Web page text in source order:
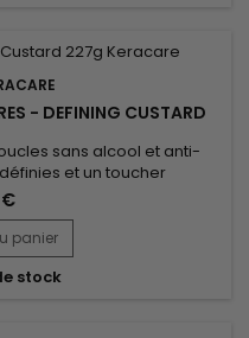
- DEFINING CUSTARD
sans alcool et anti-
et un toucher
en extraits d’Amla et
et de nourrir les
et d’Abyssinie apportent
Onctueux et non gras,...
€
panier
stock